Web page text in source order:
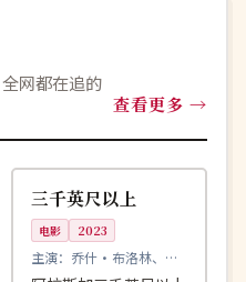
网都在追的
查看更多
美国
99:40
三千英尺以上
电影 2023
主演： 乔什·布洛林、杰
西卡·查斯坦 等